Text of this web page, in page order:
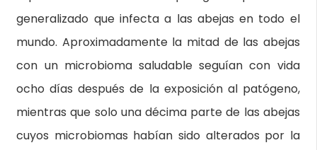
generalizado que infecta a las abejas en todo el
mundo. Aproximadamente la mitad de las abejas
con un microbioma saludable seguían con vida
ocho días después de la exposición al patógeno,
mientras que solo una décima parte de las abejas
cuyos microbiomas habían sido alterados por la